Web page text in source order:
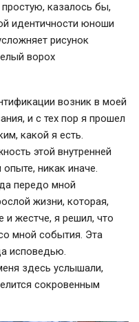
казалось бы,
идентичности юноши
рисунок
ворох
возник в моей
и с тех пор я прошел
какой я есть.
этой внутренней
никак иначе.
передо мной
жизни, которая,
жестче, я решил, что
мной события. Эта
исповедью.
здесь услышали,
сокровенным